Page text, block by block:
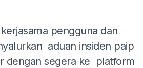
pengguna dan
aduan insiden paip
dengan segera ke platform